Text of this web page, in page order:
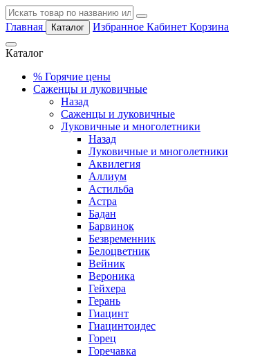
Главная Каталог Избранное Кабинет Корзина
Каталог
% Горячие цены
Саженцы и луковичные
Назад
Саженцы и луковичные
Луковичные и многолетники
Назад
Луковичные и многолетники
Аквилегия
Аллиум
Астильба
Астра
Бадан
Барвинок
Безвременник
Белоцветник
Вейник
Вероника
Гейхера
Герань
Гиацинт
Гиацинтоидес
Горец
Горечавка